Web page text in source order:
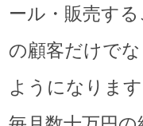
ール・販売す
の顧客だけで
ようになります